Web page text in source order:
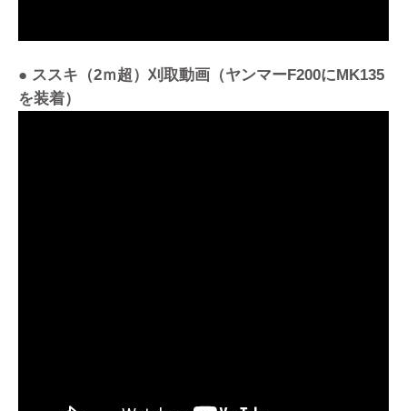
● ススキ（2ｍ超）刈取動画（ヤンマーF200にMK135
を装着）